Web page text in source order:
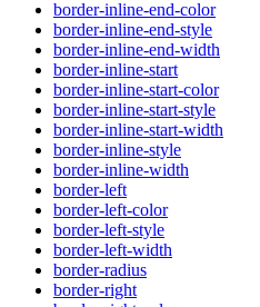
border-inline-end-color
border-inline-end-style
border-inline-end-width
border-inline-start
border-inline-start-color
border-inline-start-style
border-inline-start-width
border-inline-style
border-inline-width
border-left
border-left-color
border-left-style
border-left-width
border-radius
border-right